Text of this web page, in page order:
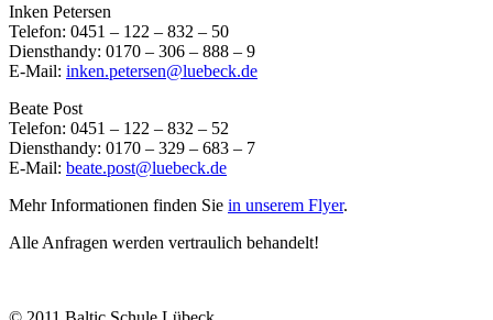
Inken Petersen
Telefon: 0451 – 122 – 832 – 50
Diensthandy: 0170 – 306 – 888 – 9
E-Mail: inken.petersen@luebeck.de
Beate Post
Telefon: 0451 – 122 – 832 – 52
Diensthandy: 0170 – 329 – 683 – 7
E-Mail: beate.post@luebeck.de
Mehr Informationen finden Sie in unserem Flyer.
Alle Anfragen werden vertraulich behandelt!